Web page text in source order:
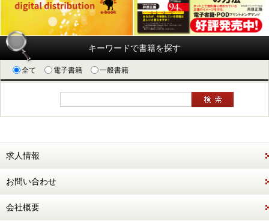
キーワードで書籍を探す
全て 電子書籍 一般書籍
求人情報
お問い合わせ
会社概要